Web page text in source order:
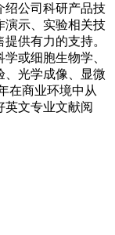
绍公司科研产品技
演示、实验相关技
供有力的支持。
或细胞生物学、
、光学成像、显微
在商业环境中从
英文专业文献阅